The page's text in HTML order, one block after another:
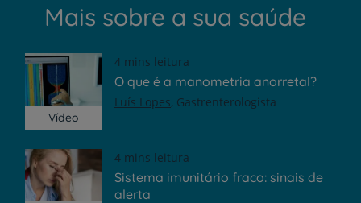
Mais sobre a sua saúde
Vídeo
4 mins leitura
O que é a manometria anorretal?
Luís Lopes Gastrenterologista
4 mins leitura
Sistema imunitário fraco: sinais de
alerta